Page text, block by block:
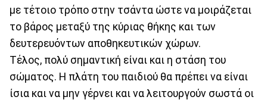
με τέτοιο τρόπο στην τσάντα ώστε να μοιράζεται
το βάρος μεταξύ της κύριας θήκης και των
δευτερευόντων αποθηκευτικών χώρων.
Τέλος, πολύ σημαντική είναι και η στάση του
σώματος. Η πλάτη του παιδιού θα πρέπει να είναι
ίσια και να μην γέρνει και να λειτουργούν σωστά οι